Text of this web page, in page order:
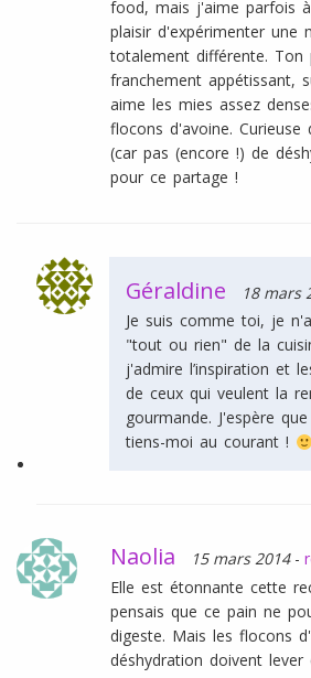
food, mais j'aime parfois
plaisir d'expérimenter une
totalement différente. Ton
franchement appétissant,
aime les mies assez
flocons d'avoine. Curieuse
(car pas (encore !) de
pour ce partage !
Géraldine
18 mars
Je suis comme toi, je
"tout ou rien" de la
j'admire l’inspiration et
de ceux qui veulent la
gourmande. J'espère
tiens-moi au courant !
Naolia 15 mars 2014 -
Elle est étonnante cette
pensais que ce pain ne
digeste. Mais les flocons
déshydration doivent